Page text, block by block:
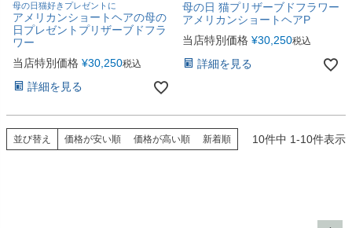
母の日猫好きプレゼントに
アメリカンショートヘアの母の
日プレゼントプリザーブドフラ
ワー
当店特別価格 ¥30,250税込
詳細を見る
母の日 猫プリザーブドフラワー
アメリカンショートヘアP
当店特別価格 ¥30,250税込
詳細を見る
並び替え 価格が安い順 価格が高い順 新着順 10件中 1-10件表示